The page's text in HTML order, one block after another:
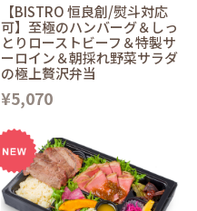
【BISTRO 恒良創/熨斗対応
可】至極のハンバーグ＆しっ
とりローストビーフ＆特製サ
ーロイン＆朝採れ野菜サラダ
の極上贅沢弁当
¥5,070